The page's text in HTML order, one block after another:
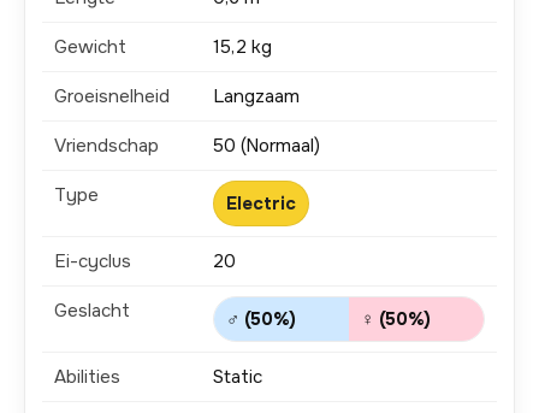
Gewicht 15,2 kg
Groeisnelheid Langzaam
Vriendschap 50 (Normaal)
Type Electric
Ei-cyclus 20
Geslacht ♂ (50%) ♀ (50%)
Abilities Static